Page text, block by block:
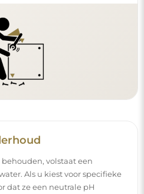
volstaat een
Als u kiest voor specifieke
dat ze een neutrale pH